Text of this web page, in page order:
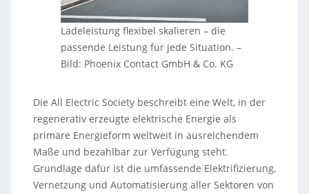
Ladeleistung flexibel skalieren – die
passende Leistung für jede Situation. –
Bild: Phoenix Contact GmbH & Co. KG
Die All Electric Society beschreibt eine Welt, in der
regenerativ erzeugte elektrische Energie als
primäre Energieform weltweit in ausreichendem
Maße und bezahlbar zur Verfügung steht.
Grundlage dafür ist die umfassende Elektrifizierung,
Vernetzung und Automatisierung aller Sektoren von